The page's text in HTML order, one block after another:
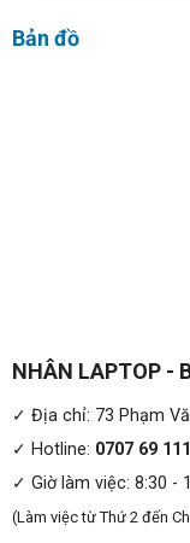
Bản đồ
NHÂN LAPTOP -
✓ Địa chỉ: 73 Phạm
✓ Hotline: 0707 69
✓ Giờ làm việc: 8:30 -
(Làm việc từ Thứ 2 đến